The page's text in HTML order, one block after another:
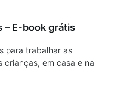
– E-book grátis
para trabalhar as
crianças, em casa e na